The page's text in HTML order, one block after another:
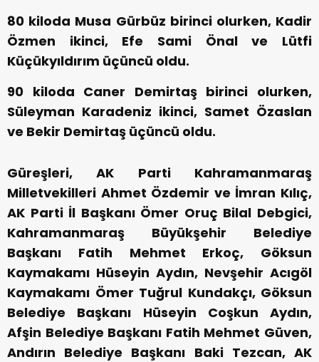
80 kiloda Musa Gürbüz birinci olurken, Kadir
Özmen ikinci, Efe Sami Önal ve Lütfi
Küçükyıldırım üçüncü oldu.
90 kiloda Caner Demirtaş birinci olurken,
Süleyman Karadeniz ikinci, Samet Özaslan
ve Bekir Demirtaş üçüncü oldu.
Güreşleri, AK Parti Kahramanmaraş
Milletvekilleri Ahmet Özdemir ve İmran Kılıç,
AK Parti İl Başkanı Ömer Oruç Bilal Debgici,
Kahramanmaraş Büyükşehir Belediye
Başkanı Fatih Mehmet Erkoç, Göksun
Kaymakamı Hüseyin Aydın, Nevşehir Acıgöl
Kaymakamı Ömer Tuğrul Kundakçı, Göksun
Belediye Başkanı Hüseyin Coşkun Aydın,
Afşin Belediye Başkanı Fatih Mehmet Güven,
Andırın Belediye Başkanı Baki Tezcan, AK